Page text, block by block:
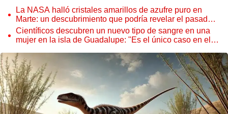
La NASA halló cristales amarillos de azufre puro en
Marte: un descubrimiento que podría revelar el pasado
del planeta rojo
Científicos descubren un nuevo tipo de sangre en una
mujer en la isla de Guadalupe: "Es el único caso en el